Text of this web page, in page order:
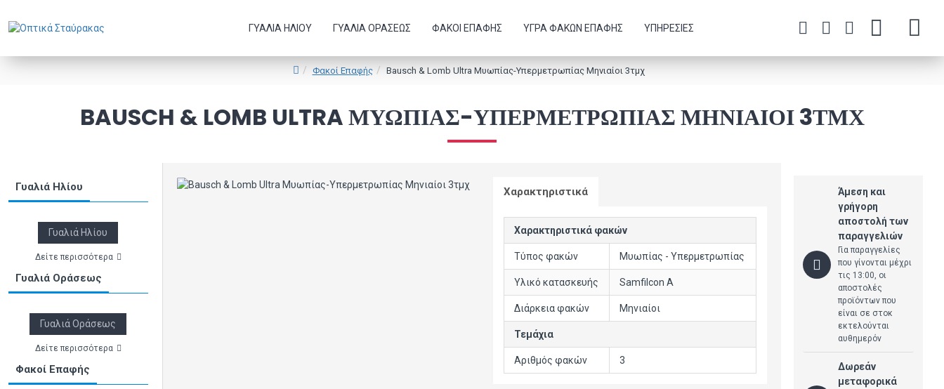
ΓΥΑΛΙΆ ΗΛΊΟΥ ΓΥΑΛΙΆ ΟΡΆΣΕΩΣ ΦΑΚΟΊ ΕΠΑΦΉΣ ΥΓΡΆ ΦΑΚΏΝ ΕΠΑΦΉΣ ΥΠΗΡΕΣΊΕΣ
Φακοί Επαφής Bausch & Lomb Ultra Μυωπίας-Υπερμετρωπίας Μηνιαίοι 3τμχ
BAUSCH & LOMB ULTRA ΜΥΩΠΊΑΣ-ΥΠΕΡΜΕΤΡΩΠΊΑΣ ΜΗΝΙΑΊΟΙ 3ΤΜΧ
Γυαλιά Ηλίου
Γυαλιά Ηλίου
Δείτε περισσότερα
Γυαλιά Οράσεως
Γυαλιά Οράσεως
Δείτε περισσότερα
Φακοί Επαφής
Χαρακτηριστικά
Χαρακτηριστικά φακών
Τύπος φακών Μυωπίας - Υπερμετρωπίας
Υλικό κατασκευής Samfilcon A
Διάρκεια φακών Μηνιαίοι
Τεμάχια
Αριθμός φακών 3
Άμεση και
γρήγορη
αποστολή των
παραγγελιών
Για παραγγελίες
που γίνονται μέχρι
τις 13:00, οι
αποστολές
προϊόντων που
είναι σε στοκ
εκτελούνται
αυθημερόν
Δωρεάν
μεταφορικά